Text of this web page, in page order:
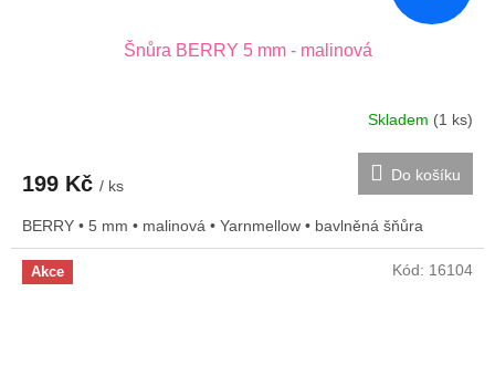
Šnůra BERRY 5 mm - malinová
Skladem (1 ks)
199 Kč / ks
Do košíku
BERRY • 5 mm • malinová • Yarnmellow • bavlněná šňůra
Akce Kód: 16104